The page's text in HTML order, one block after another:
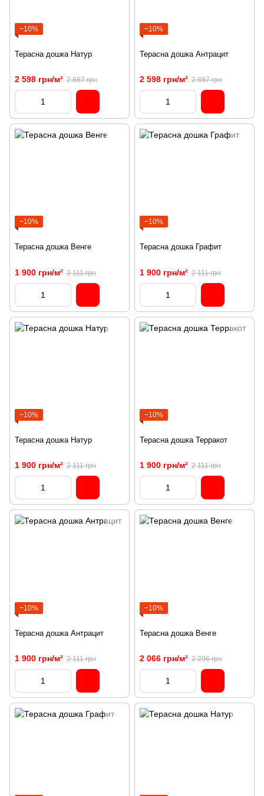
−10%
Терасна дошка Натур
2 598 грн/м² 2 887 грн
−10%
Терасна дошка Антрацит
2 598 грн/м² 2 887 грн
−10%
Терасна дошка Венге
1 900 грн/м² 2 111 грн
−10%
Терасна дошка Графит
1 900 грн/м² 2 111 грн
−10%
Терасна дошка Натур
1 900 грн/м² 2 111 грн
−10%
Терасна дошка Терракот
1 900 грн/м² 2 111 грн
−10%
Терасна дошка Антрацит
1 900 грн/м² 2 111 грн
−10%
Терасна дошка Венге
2 066 грн/м² 2 296 грн